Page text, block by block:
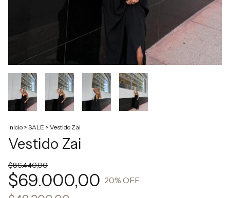
Inicio > SALE > Vestido Zai
Vestido Zai
$86.440,00
$69.000,00 20% OFF